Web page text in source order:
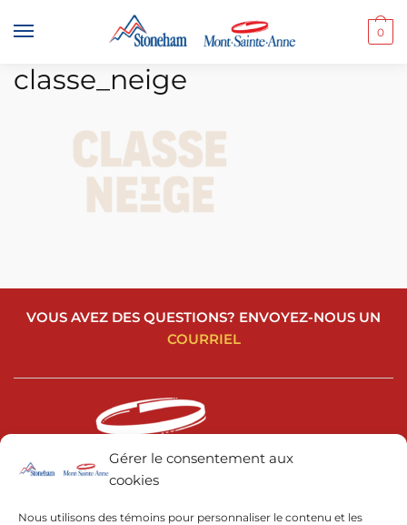
Gérer le consentement aux
cookies
Nous utilisons des témoins pour personnaliser le contenu et les
0
classe_neige
VOUS AVEZ DES QUESTIONS? ENVOYEZ-NOUS UN
COURRIEL